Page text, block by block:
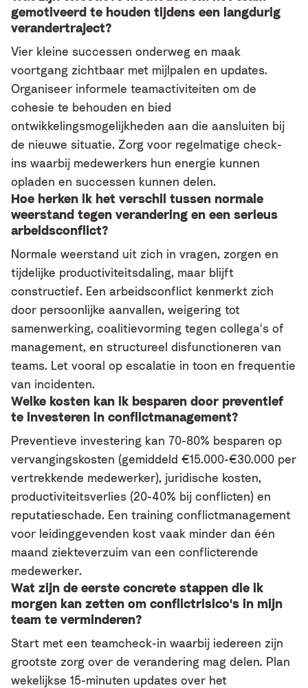
gemotiveerd te houden tijdens een langdurig
verandertraject?
Vier kleine successen onderweg en maak
voortgang zichtbaar met mijlpalen en updates.
Organiseer informele teamactiviteiten om de
cohesie te behouden en bied
ontwikkelingsmogelijkheden aan die aansluiten bij
de nieuwe situatie. Zorg voor regelmatige check-
ins waarbij medewerkers hun energie kunnen
opladen en successen kunnen delen.
Hoe herken ik het verschil tussen normale
weerstand tegen verandering en een serieus
arbeidsconflict?
Normale weerstand uit zich in vragen, zorgen en
tijdelijke productiviteitsdaling, maar blijft
constructief. Een arbeidsconflict kenmerkt zich
door persoonlijke aanvallen, weigering tot
samenwerking, coalitievorming tegen collega's of
management, en structureel disfunctioneren van
teams. Let vooral op escalatie in toon en frequentie
van incidenten.
Welke kosten kan ik besparen door preventief
te investeren in conflictmanagement?
Preventieve investering kan 70-80% besparen op
vervangingskosten (gemiddeld €15.000-€30.000 per
vertrekkende medewerker), juridische kosten,
productiviteitsverlies (20-40% bij conflicten) en
reputatieschade. Een training conflictmanagement
voor leidinggevenden kost vaak minder dan één
maand ziekteverzuim van een conflicterende
medewerker.
Wat zijn de eerste concrete stappen die ik
morgen kan zetten om conflictrisico's in mijn
team te verminderen?
Start met een teamcheck-in waarbij iedereen zijn
grootste zorg over de verandering mag delen. Plan
wekelijkse 15-minuten updates over het